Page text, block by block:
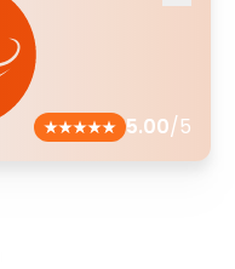
5.00/5